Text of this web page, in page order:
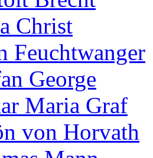
Christ
Feuchtwanger
George
Maria Graf
von Horvath